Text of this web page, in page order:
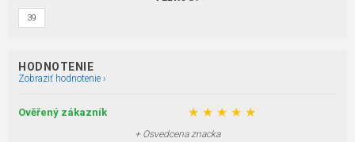
39
HODNOTENIE
Zobraziť hodnotenie ›
Ověřený zákazník ★ ★ ★ ★ ★
+ Osvedcena znacka